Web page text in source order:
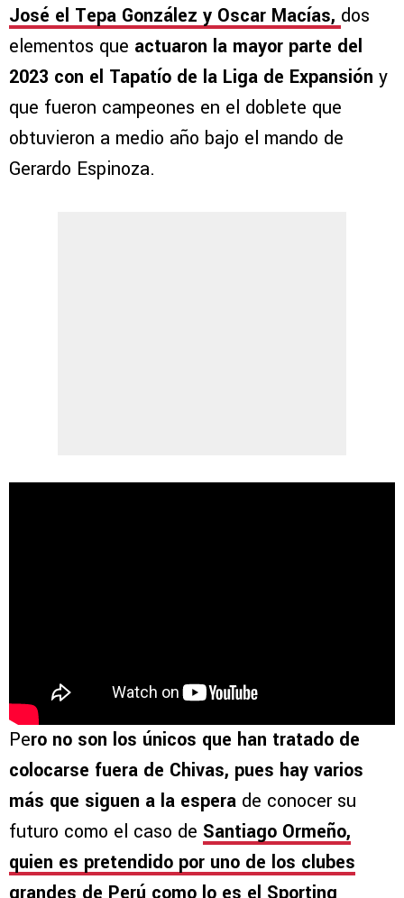
José el Tepa González y Oscar Macías, dos
elementos que actuaron la mayor parte del
2023 con el Tapatío de la Liga de Expansión y
que fueron campeones en el doblete que
obtuvieron a medio año bajo el mando de
Gerardo Espinoza.
Pero no son los únicos que han tratado de
colocarse fuera de Chivas, pues hay varios
más que siguen a la espera de conocer su
futuro como el caso de Santiago Ormeño,
quien es pretendido por uno de los clubes